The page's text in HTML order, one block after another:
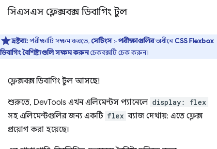
সিএসএস ফ্লেক্সবক্স ডিবাগিং টুল
দ্রষ্টব্য:পরীক্ষাটি সক্ষম করতে,সেটিংস>পরীক্ষাগুলিরঅধীনেCSS Flexbox
ডিবাগিং বৈশিষ্ট্যগুলি সক্ষম করুনচেকবক্সটি চেক করুন।
ফ্লেক্সবক্স ডিবাগিং টুল আসছে!
শুরুতে, DevTools এখন এলিমেন্টস প্যানেলে display: flex
সহ এলিমেন্টগুলির জন্য একটি flex ব্যাজ দেখায়: এতে ফ্লেক্স
প্রয়োগ করা হয়েছে।